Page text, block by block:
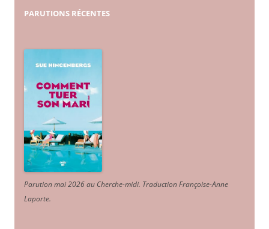
PARUTIONS RÉCENTES
Parution mai 2026 au Cherche-midi. Traduction Françoise-Anne
Laporte.